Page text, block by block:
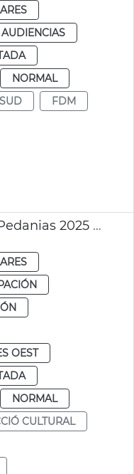
NORMAL
FDM
Balance Cultura en las Pedanias 2025 Ayuntamiento València
OEST
NORMAL
CULTURAL